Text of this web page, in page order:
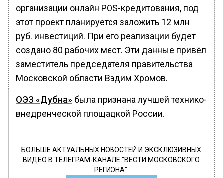
организации онлайн POS-кредитования, под
этот проект планируется заложить 12 млн
руб. инвестиций. При его реализации будет
создано 80 рабочих мест. Эти данные привёл
заместитель председателя правительства
Московской области Вадим Хромов.
ОЭЗ «Дубна» была признана лучшей технико-
внедренческой площадкой России.
БОЛЬШЕ АКТУАЛЬНЫХ НОВОСТЕЙ И ЭКСКЛЮЗИВНЫХ
ВИДЕО В ТЕЛЕГРАМ-КАНАЛЕ "ВЕСТИ МОСКОВСКОГО
РЕГИОНА".